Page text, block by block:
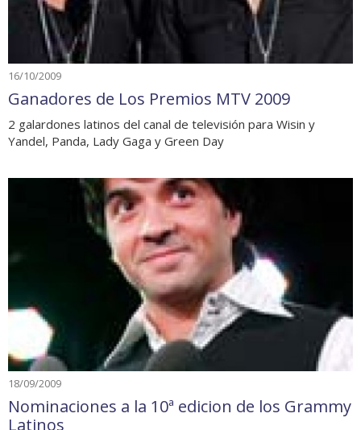
16/10/2009
Ganadores de Los Premios MTV 2009
2 galardones latinos del canal de televisión para Wisin y
Yandel, Panda, Lady Gaga y Green Day
18/09/2009
Nominaciones a la 10ª edicion de los Grammy
Latinos